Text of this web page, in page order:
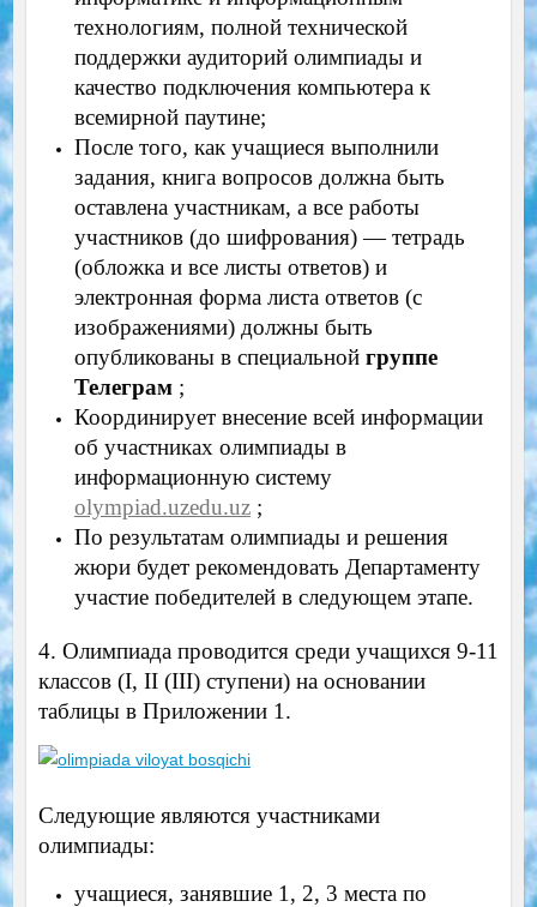
технологиям, полной технической
поддержки аудиторий олимпиады и
качество подключения компьютера к
всемирной паутине;
После того, как учащиеся выполнили
задания, книга вопросов должна быть
оставлена участникам, а все работы
участников (до шифрования) — тетрадь
(обложка и все листы ответов) и
электронная форма листа ответов (с
изображениями) должны быть
опубликованы в специальной группе
Телеграм ;
Координирует внесение всей информации
об участниках олимпиады в
информационную систему
olympiad.uzedu.uz;
По результатам олимпиады и решения
жюри будет рекомендовать Департаменту
участие победителей в следующем этапе.
4. Олимпиада проводится среди учащихся 9-11
классов (I, II (III) ступени) на основании
таблицы в Приложении 1.
Следующие являются участниками
олимпиады:
учащиеся, занявшие 1, 2, 3 места по